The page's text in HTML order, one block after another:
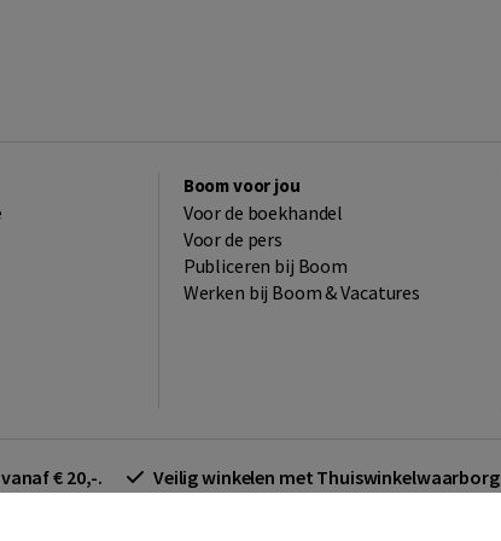
Boom voor jou
Voor de boekhandel
Voor de pers
Publiceren bij Boom
Werken bij Boom & Vacatures
€ 20,-. Veilig winkelen met Thuiswinkelwaarborg